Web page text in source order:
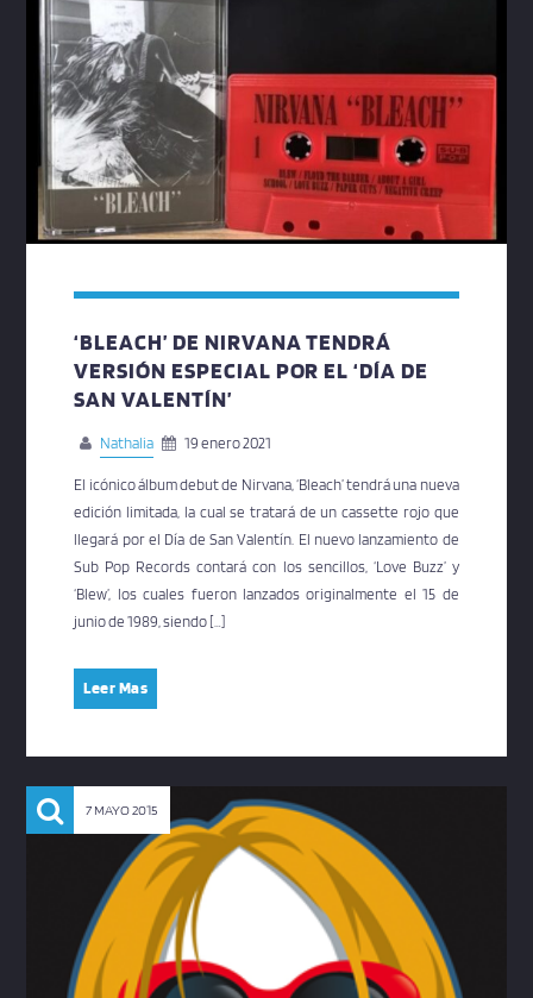
‘BLEACH’ DE NIRVANA TENDRÁ
VERSIÓN ESPECIAL POR EL ‘DÍA DE
SAN VALENTÍN’
Nathalia 19 enero 2021
El icónico álbum debut de Nirvana, ‘Bleach’ tendrá una nueva
edición limitada, la cual se tratará de un cassette rojo que
llegará por el Día de San Valentín. El nuevo lanzamiento de
Sub Pop Records contará con los sencillos, ‘Love Buzz’ y
‘Blew’, los cuales fueron lanzados originalmente el 15 de
junio de 1989, siendo […]
Leer Mas
7 MAYO 2015